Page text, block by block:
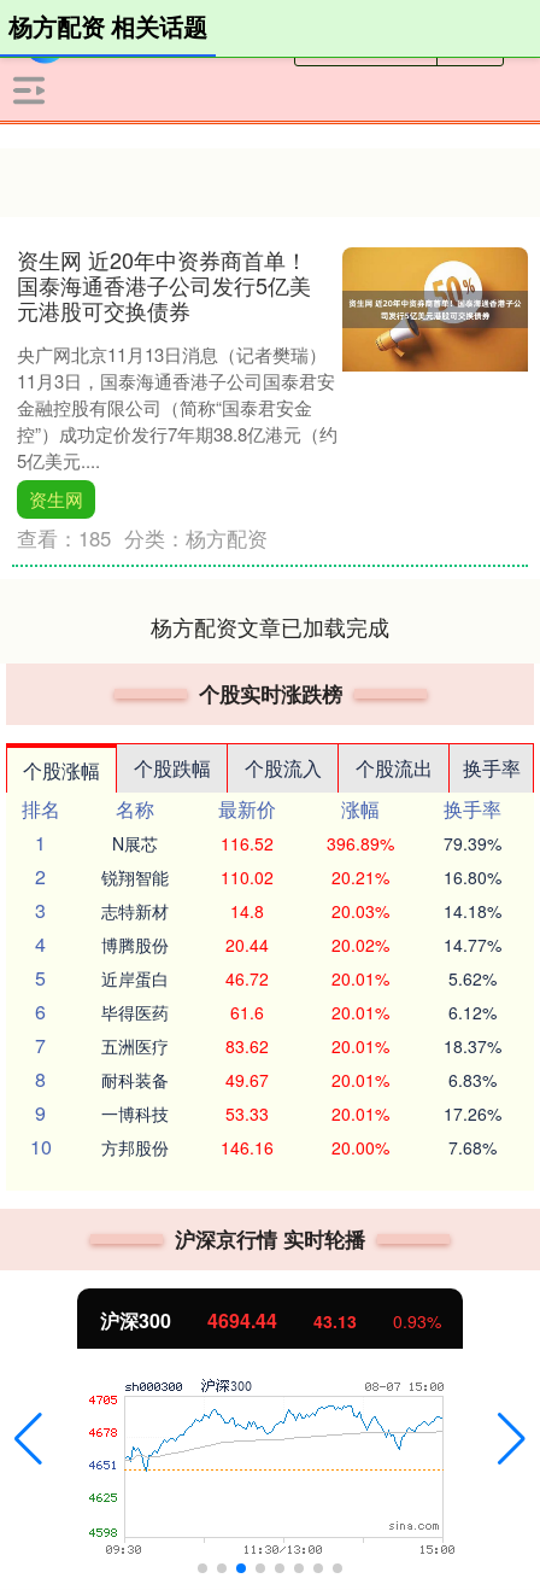
杨方配资 相关话题
资生网 近20年中资券商首单！
国泰海通香港子公司发行5亿美
元港股可交换债券
央广网北京11月13日消息（记者樊瑞）
11月3日，国泰海通香港子公司国泰君安
金融控股有限公司（简称“国泰君安金
控”）成功定价发行7年期38.8亿港元（约
5亿美元....
资生网
查看： 185 分类：杨方配资
杨方配资文章已加载完成
个股实时涨跌榜
个股涨幅 个股跌幅 个股流入 个股流出
换手率
排名
名称 最新价 涨幅
换手率
1
N展芯 116.52 396.89% 79.39%
2 锐翔智能 110.02 20.21% 16.80%
3 志特新材 14.8 20.03% 14.18%
4 博腾股份 20.44 20.02% 14.77%
5 近岸蛋白 46.72 20.01% 5.62%
6 毕得医药 61.6 20.01% 6.12%
7 五洲医疗 83.62 20.01% 18.37%
8 耐科装备 49.67 20.01% 6.83%
9 一博科技 53.33 20.01% 17.26%
10 方邦股份 146.16 20.00% 7.68%
沪深京行情 实时轮播
沪深300 4694.44 43.13 0.93%